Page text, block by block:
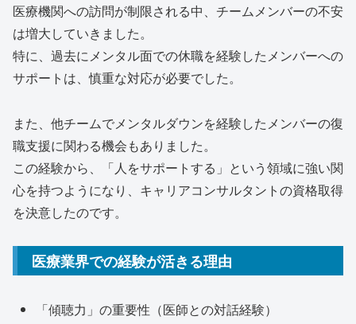
医療機関への訪問が制限される中、チームメンバーの不安
は増大していきました。
特に、過去にメンタル面での休職を経験したメンバーへの
サポートは、慎重な対応が必要でした。
また、他チームでメンタルダウンを経験したメンバーの復
職支援に関わる機会もありました。
この経験から、「人をサポートする」という領域に強い関
心を持つようになり、キャリアコンサルタントの資格取得
を決意したのです。
医療業界での経験が活きる理由
「傾聴力」の重要性（医師との対話経験）